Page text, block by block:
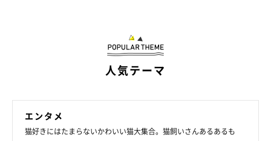
人気テーマ
エンタメ
猫好きにはたまらないかわいい猫大集合。猫飼いさんあるあるも